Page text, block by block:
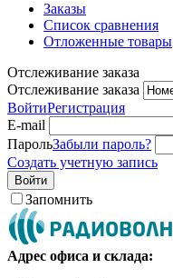
Заказы
Список сравнения
Отложенные товары
Отслеживание заказа
Отслеживание заказа
ВойтиРегистрация
E-mail
ПарольЗабыли пароль?
Создать учетную запись
Войти
Запомнить
Адрес офиса и склада: